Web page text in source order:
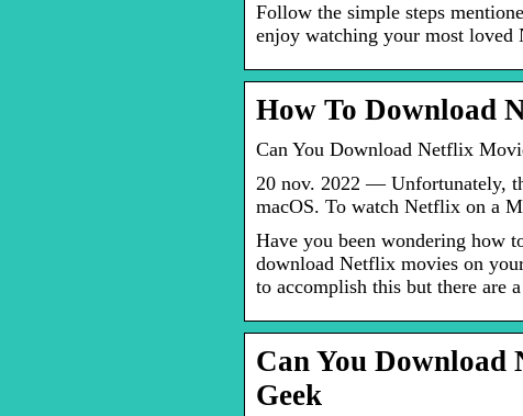
Follow the simple steps
enjoy watching your most
How To Download
Can You Download Netflix
20 nov. 2022 — Unfortunately,
macOS. To watch Netflix on a
Have you been wondering how
download Netflix movies on
to accomplish this but there are
Can You Download
Geek